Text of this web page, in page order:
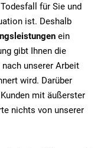
für Sie und
ist. Deshalb
ein
gibt Ihnen die
nach unserer Arbeit
wird. Darüber
mit äußerster
nichts von unserer